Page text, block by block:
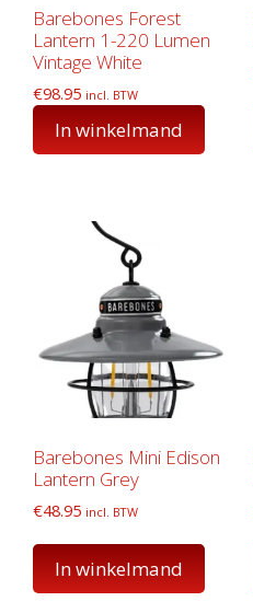
Barebones Forest
Lantern 1-220 Lumen
Vintage White
€98.95 incl. BTW
In winkelmand
Barebones Mini Edison
Lantern Grey
€48.95 incl. BTW
In winkelmand